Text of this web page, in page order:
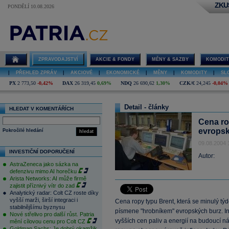
PONDĚLÍ 10.08.2026
ZPRAVODAJSTVÍ AKCIE & FONDY MĚNY & SAZBY
PŘEHLED ZPRÁV AKCIOVÉ EKONOMICKÉ MĚNY KOMODITY
PX 2 773,50 -0,42% DAX 26 319,45 0,69% NDQ 26 690,62 1,30% CZK/€ 24,245 -0,04%
HLEDAT V KOMENTÁŘÍCH
hledat
Pokročilé hledání
INVESTIČNÍ DOPORUČENÍ
AstraZeneca jako sázka na
defenzivu mimo AI horečku
Arista Networks: AI může firmě
zajistit příznivý vítr do zad
Analytický radar: Colt CZ roste díky
vyšší marži, širší integraci i
stabilnějšímu byznysu
Nové střelivo pro další růst. Patria
mění cílovou cenu pro Colt CZ
Detail - články
Cena
09.08.2004
Autor:
Cena ropy typu Brent, která se minulý
písmene "hrobníkem" evropských burz.
vyšších cen paliv a energií na budoucí